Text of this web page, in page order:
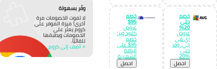
خصم
حتى
20%
عروض
اي في
جي: وفر
حتى
%20
احصل
خصم
95$
عروض
كلاود ويز:
خصم
95$ على
الباقة
الشهرية
احصل
وفّر بسهولة
لا تفوت الخصومات مرة
أخرى! ميزة الموفر على
كروم يعثر على
الخصومات ويطبقها
تلقائيًا.
+ أضف إلى كروم